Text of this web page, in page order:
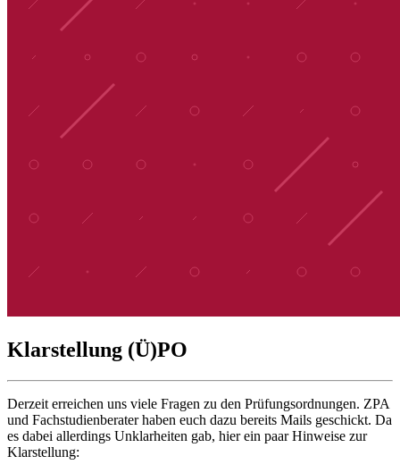
Klarstellung (Ü)PO
Derzeit erreichen uns viele Fragen zu den Prüfungsordnungen. ZPA
und Fachstudienberater haben euch dazu bereits Mails geschickt. Da
es dabei allerdings Unklarheiten gab, hier ein paar Hinweise zur
Klarstellung: